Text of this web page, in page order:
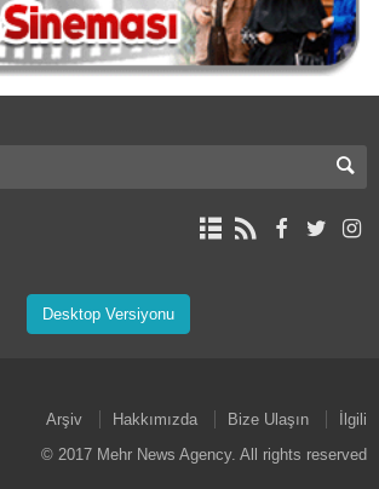
Desktop Versiyonu
Arşiv Hakkımızda Bize Ulaşın
İlgili
© 2017 Mehr News Agency. All rights reserved